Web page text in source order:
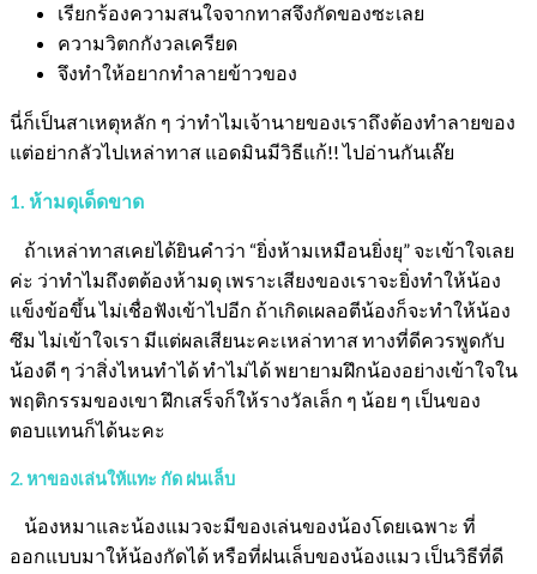
เรียกร้องความสนใจจากทาสจึงกัดของซะเลย
ความวิตกกังวลเครียด
จึงทำให้อยากทำลายข้าวของ
นี่ก็เป็นสาเหตุหลัก ๆ ว่าทำไมเจ้านายของเราถึงต้องทำลายของ
แต่อย่ากลัวไปเหล่าทาส แอดมินมีวิธีแก้!! ไปอ่านกันเล๊ย
1. ห้ามดุเด็ดขาด
ถ้าเหล่าทาสเคยได้ยินคำว่า “ยิ่งห้ามเหมือนยิ่งยุ” จะเข้าใจเลย
ค่ะ ว่าทำไมถึงตต้องห้ามดุ เพราะเสียงของเราจะยิ่งทำให้น้อง
แข็งข้อขึ้น ไม่เชื่อฟังเข้าไปอีก ถ้าเกิดเผลอตีน้องก็จะทำให้น้อง
ซึม ไม่เข้าใจเรา มีแต่ผลเสียนะคะเหล่าทาส ทางที่ดีควรพูดกับ
น้องดี ๆ ว่าสิ่งไหนทำได้ ทำไม่ได้ พยายามฝึกน้องอย่างเข้าใจใน
พฤติกรรมของเขา ฝึกเสร็จก็ให้รางวัลเล็ก ๆ น้อย ๆ เป็นของ
ตอบแทนก็ได้นะคะ
2. หาของเล่นให้แทะ กัด ฝนเล็บ
น้องหมาและน้องแมวจะมีของเล่นของน้องโดยเฉพาะ ที่
ออกแบบมาให้น้องกัดได้ หรือที่ฝนเล็บของน้องแมว เป็นวิธีที่ดี